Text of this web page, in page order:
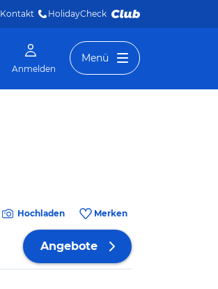
Kontakt HolidayCheck
Anmelden
Menü
Hochladen Merken
Angebote